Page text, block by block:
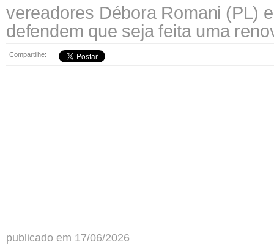
vereadores Débora Romani (PL)
defendem que seja feita uma
Compartilhe:
publicado em 17/06/2026